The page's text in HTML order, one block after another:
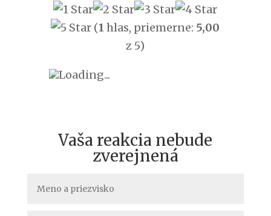
(1 hlas, priemerne: 5,00
z 5)
Loading...
Vaša reakcia nebude
zverejnená